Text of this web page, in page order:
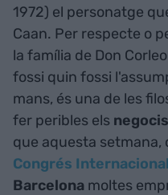
1972) el personatge
Caan. Per respecte o
la família de Don
fossi quin fossi
mans, és una de les
fer peribles els negocis
que aquesta setmana,
Congrés
Barcelona moltes